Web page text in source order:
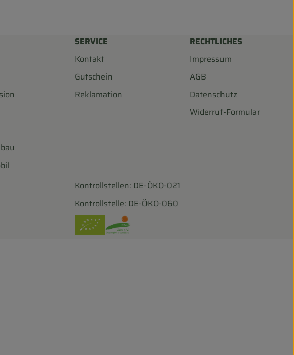
SERVICE
Kontakt
Gutschein
Reklamation
RECHTLICHES
Impressum
AGB
Datenschutz
Widerruf-Formular
biohofscharf/
biohofscharf/?hl=de
Kontrollstellen: DE-ÖKO-021
Kontrollstelle: DE-ÖKO-060